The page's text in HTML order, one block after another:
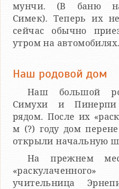
мунчи. (В баню
Симек). Теперь их
сейчас обычно
утром на автомобилях.
Наш родовой дом
Наш большой
Симухи и Пинерпи
рядом. После их
м (?) году дом
открыли начальную
На прежнем
учительница